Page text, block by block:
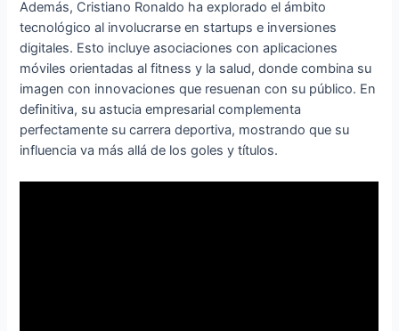
Además, Cristiano Ronaldo ha explorado el ámbito
tecnológico al involucrarse en startups e inversiones
digitales. Esto incluye asociaciones con aplicaciones
móviles orientadas al fitness y la salud, donde combina su
imagen con innovaciones que resuenan con su público. En
definitiva, su astucia empresarial complementa
perfectamente su carrera deportiva, mostrando que su
influencia va más allá de los goles y títulos.